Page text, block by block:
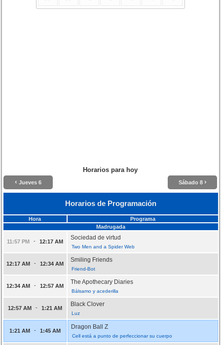
Horarios para hoy
‹ Jueves 6 Sábado 8 ›
Horarios de Programación
Hora
Programa
Madrugada
11:57 PM - 12:17 AM
Sociedad de virtud
Two Men and a Spider Web
12:17 AM - 12:34 AM
Smiling Friends
Friend-Bot
12:34 AM - 12:57 AM
The Apothecary Diaries
Bálsamo y acederilla
12:57 AM - 1:21 AM
Black Clover
Luz
1:21 AM - 1:45 AM
Dragon Ball Z
Cell está a punto de perfeccionar su cuerpo